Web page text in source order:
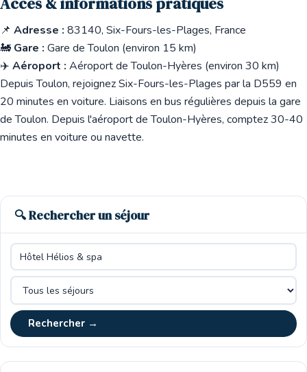
📌 Adresse : 83140, Six-Fours-les-Plages, France
🚂 Gare : Gare de Toulon (environ 15 km)
✈️ Aéroport : Aéroport de Toulon-Hyères (environ 30 km)
Depuis Toulon, rejoignez Six-Fours-les-Plages par la D559 en
20 minutes en voiture. Liaisons en bus régulières depuis la gare
de Toulon. Depuis l'aéroport de Toulon-Hyères, comptez 30-40
minutes en voiture ou navette.
🔍 Rechercher un séjour
Rechercher →